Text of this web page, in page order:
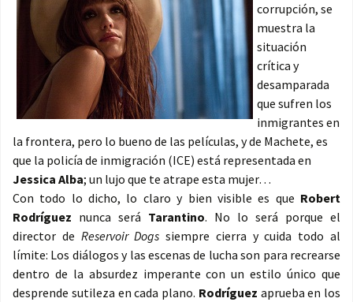
corrupción, se
muestra la
situación
crítica y
desamparada
que sufren los
inmigrantes en
la frontera, pero lo bueno de las películas, y de Machete, es
que la policía de inmigración (ICE) está representada en
Jessica Alba; un lujo que te atrape esta mujer…
Con todo lo dicho, lo claro y bien visible es que Robert
Rodríguez nunca será Tarantino. No lo será porque el
director de Reservoir Dogs siempre cierra y cuida todo al
límite: Los diálogos y las escenas de lucha son para recrearse
dentro de la absurdez imperante con un estilo único que
desprende sutileza en cada plano. Rodríguez aprueba en los